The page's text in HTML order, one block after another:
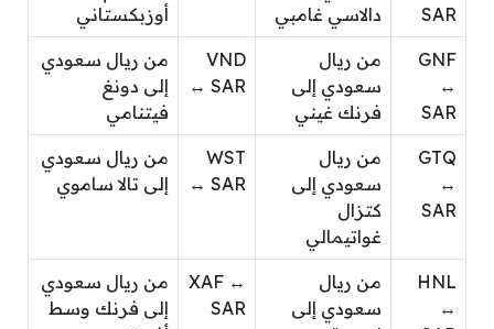
SAR
دالاسي غامبي
أوزبكستاني
GNF
↔
SAR
من ريال
سعودي إلى
فرنك غيني
VND
↔ SAR
من ريال سعودي
إلى دونغ
فيتنامي
GTQ
↔
SAR
من ريال
سعودي إلى
كتزال
غواتيمالي
WST
↔ SAR
من ريال سعودي
إلى تالا ساموي
HNL
↔
من ريال
سعودي إلى
XAF ↔
SAR
من ريال سعودي
إلى فرنك وسط